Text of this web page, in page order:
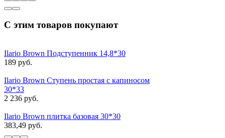
С этим товаров покупают
Ilario Brown Подступенник 14,8*30
189 руб.
Ilario Brown Ступень простая с капиносом
30*33
2 236 руб.
Ilario Brown плитка базовая 30*30
383,49 руб.